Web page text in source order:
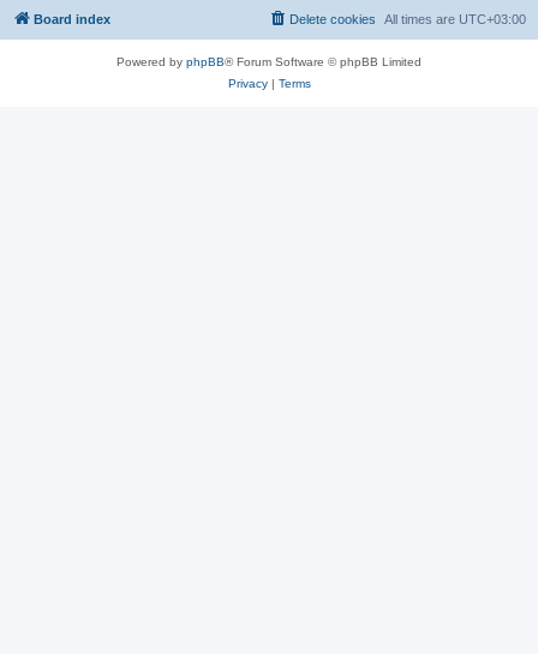
Board index All times are UTC+03:00
Delete cookies
Powered by phpBB® Forum Software © phpBB Limited
Privacy| Terms